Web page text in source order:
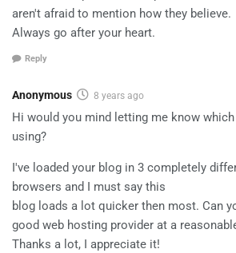
aren't afraid to mention how they believe.
Always go after your heart.
Reply
Anonymous 8 years ago
Hi would you mind letting me know
using?
I've loaded your blog in 3 completely
browsers and I must say this
blog loads a lot quicker then most. Can
good web hosting provider at a
Thanks a lot, I appreciate it!